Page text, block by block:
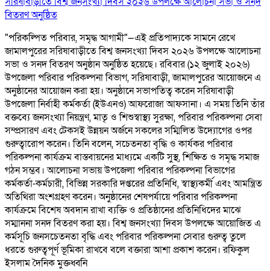
বিতরণ অনুষ্ঠিত
"পরিকল্পিত পরিবার, সমৃদ্ধ আগামী"—এই প্রতিপাদ্যকে সামনে রেখে
জামালপুরের সরিষাবাড়ীতে বিশ্ব জনসংখ্যা দিবস ২০২৬ উপলক্ষে আলোচনা
সভা ও সনদ বিতরণ অনুষ্ঠান অনুষ্ঠিত হয়েছে। রবিবার (১২ জুলাই ২০২৬)
উপজেলা পরিবার পরিকল্পনা বিভাগ, সরিষাবাড়ী, জামালপুরের আয়োজনে এ
অনুষ্ঠানের আয়োজন করা হয়। অনুষ্ঠানে সভাপতিত্ব করেন সরিষাবাড়ী
উপজেলা নির্বাহী কর্মকর্তা (ইউএনও) আফরোজা আফসানা। এ সময় তিনি তাঁর
বক্তব্যে জনসংখ্যা নিয়ন্ত্রণ, মাতৃ ও শিশুস্বাস্থ্য সুরক্ষা, পরিবার পরিকল্পনা সেবা
সম্প্রসারণ এবং টেকসই উন্নয়ন অর্জনে সকলের সম্মিলিত উদ্যোগের ওপর
গুরুত্বারোপ করেন। তিনি বলেন, সচেতনতা বৃদ্ধি ও কার্যকর পরিবার
পরিকল্পনা কার্যক্রম বাস্তবায়নের মাধ্যমে একটি সুস্থ, শিক্ষিত ও সমৃদ্ধ সমাজ
গঠন সম্ভব। আলোচনা সভায় উপজেলা পরিবার পরিকল্পনা বিভাগের
কর্মকর্তা-কর্মচারী, বিভিন্ন সরকারি দপ্তরের প্রতিনিধি, স্বাস্থ্যকর্মী এবং আমন্ত্রিত
অতিথিরা অংশগ্রহণ করেন। অনুষ্ঠানের শেষপর্যায়ে পরিবার পরিকল্পনা
কার্যক্রমে বিশেষ অবদান রাখা ব্যক্তি ও প্রতিষ্ঠানের প্রতিনিধিদের মাঝে
সম্মাননা সনদ বিতরণ করা হয়। বিশ্ব জনসংখ্যা দিবস উপলক্ষে আয়োজিত এ
কর্মসূচি জনসচেতনতা বৃদ্ধি এবং পরিবার পরিকল্পনা সেবার গুরুত্ব তুলে
ধরতে গুরুত্বপূর্ণ ভূমিকা রাখবে বলে বক্তারা আশা প্রকাশ করেন। রফিকুল
ইসলাম দৈনিক মুক্তধ্বনি